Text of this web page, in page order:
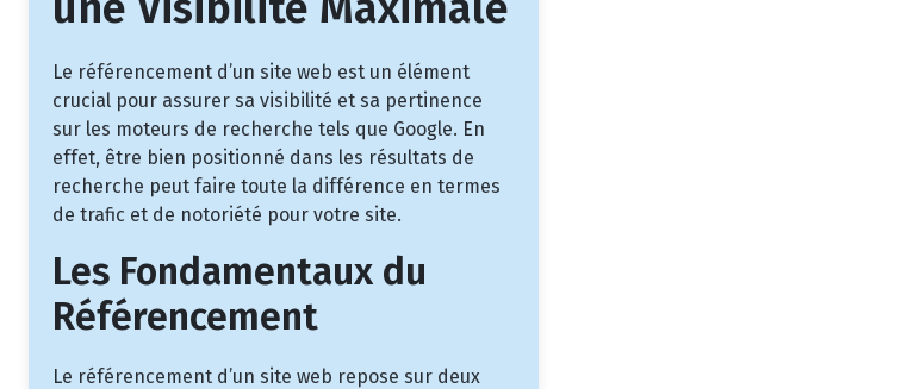
Le référencement d’un site web est un élément
crucial pour assurer sa visibilité et sa pertinence
sur les moteurs de recherche tels que Google. En
effet, être bien positionné dans les résultats de
recherche peut faire toute la différence en termes
de trafic et de notoriété pour votre site.
Les Fondamentaux du
Référencement
Le référencement d’un site web repose sur deux